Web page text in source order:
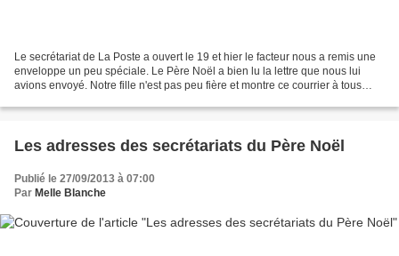
Le secrétariat de La Poste a ouvert le 19 et hier le facteur nous a remis une
enveloppe un peu spéciale. Le Père Noël a bien lu la lettre que nous lui
avions envoyé. Notre fille n'est pas peu fière et montre ce courrier à tous
Les adresses des secrétariats du Père Noël
Publié le 27/09/2013 à 07:00
Par Melle Blanche